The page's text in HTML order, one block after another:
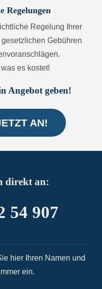
Regelungen
Regelung Ihrer
Gebühren
es kostet!
Angebot geben!
AN!
direkt an:
54 907
hier Ihren Namen und
ein.